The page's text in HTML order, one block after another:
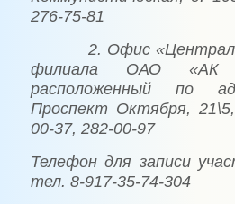
276-75-81
2. Офис
филиала ОАО «АК
расположенный по
Проспект Октября, 21\5,
00-37, 282-00-97
Телефон для записи
тел. 8-917-35-74-304